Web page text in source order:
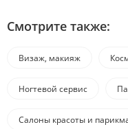
Смотрите также:
Визаж, макияж
Ногтевой сервис
Салоны красоты и